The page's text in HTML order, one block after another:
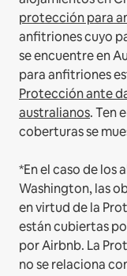
protección para
anfitriones cuyo
se encuentre en
para anfitriones
Protección ante
australianos. Ten
coberturas se
*En el caso de los
Washington, las
en virtud de la
están cubiertas
por Airbnb. La
no se relaciona